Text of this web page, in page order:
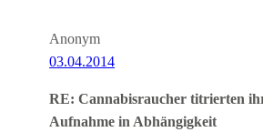
Anonym
03.04.2014
RE: Cannabisraucher titrierten
Aufnahme in Abhängigkeit